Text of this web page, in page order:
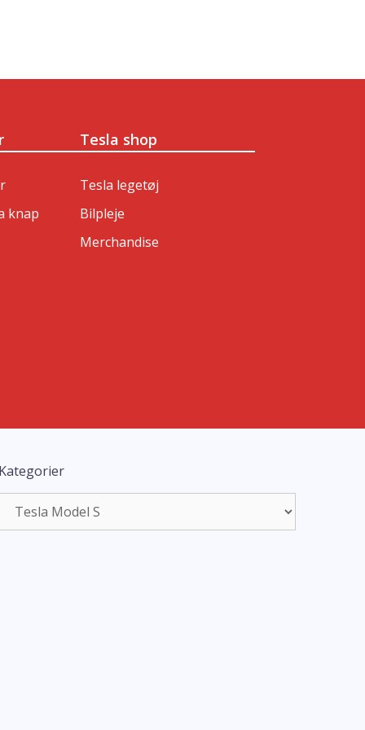
knap
Tesla shop
Tesla legetøj
Bilpleje
Merchandise